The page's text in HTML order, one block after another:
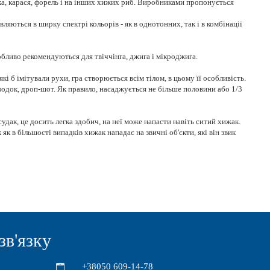
карася, форель і на інших хижих риб. Виробниками пропонується
в ширку спектрі кольорів - як в однотонних, так і в комбінації
рекомендуються для твіччінга, джига і мікроджига.
імітували рухи, гра створюється всім тілом, в цьому її особливість.
дроп-шот. Як правило, насаджується не більше половини або 1/3
це досить легка здобич, на неї може напасти навіть ситий хижак.
більшості випадків хижак нападає на звичні об'єкти, які він звик
+38050 609-14-78